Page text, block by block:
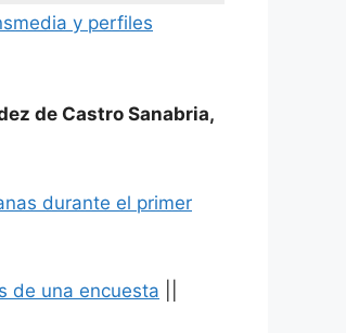
y perfiles
de Castro Sanabria,
durante el primer
de una encuesta